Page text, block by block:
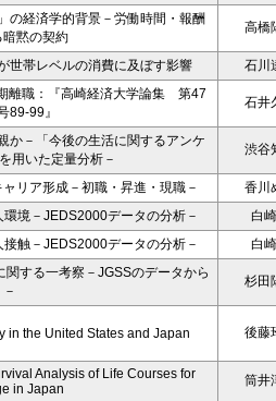
の経済学的背景－労働時間・報酬
暗黙の契約
高橋
世帯レベルの消費に及ぼす影響
石川
離職：『高崎経済大学論集 第47
89-99』
石井
か－「今後の生活に関するアンケ
用いた定量分析－
渋谷
リア形成－初職・昇進・現職－
香川
境－JEDS2000データの分析－
白
触－JEDS2000データの分析－
白
する一考察－JGSSのデータから
－
杉田
in the United States and Japan 後藤
Analysis of Life Courses for
in Japan
筒井